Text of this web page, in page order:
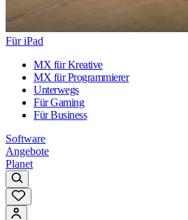
Für iPad
MX für Kreative
MX für Programmierer
Unterwegs
Für Gaming
Für Business
Software
Angebote
Planet